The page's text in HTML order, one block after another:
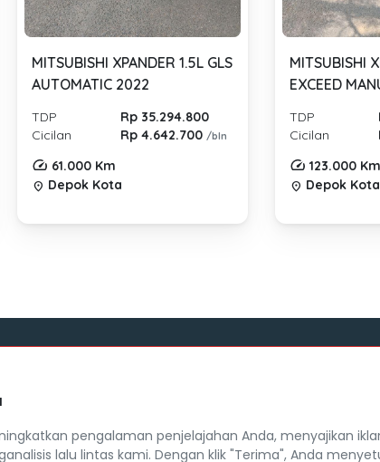
MITSUBISHI XPANDER 1.5L GLS
AUTOMATIC 2022
TDP
Rp 35.294.800
Cicilan
Rp 4.642.700/bln
61.000 Km
location_on Depok Kota
MITSUBISHI
EXCEED
TDP
Cicilan
123.000 Km
location_on Depok Kota
FAQ
Hak Cipta
pengalaman penjelajahan Anda, menyajikan
lalu lintas kami. Dengan klik "Terima", Anda